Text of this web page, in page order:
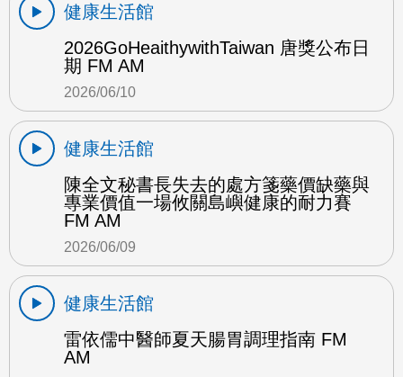
健康生活館
2026GoHeaithywithTaiwan 唐獎公布日
期 FM AM
2026/06/10
健康生活館
陳全文秘書長失去的處方箋藥價缺藥與
專業價值一場攸關島嶼健康的耐力賽
FM AM
2026/06/09
健康生活館
雷依儒中醫師夏天腸胃調理指南 FM
AM